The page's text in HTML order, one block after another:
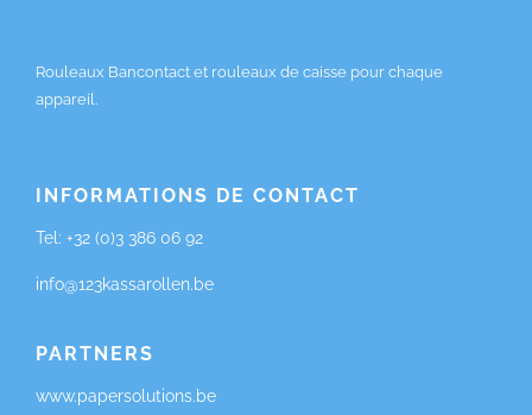
Rouleaux Bancontact et rouleaux de caisse pour chaque
appareil.
INFORMATIONS DE CONTACT
Tel: +32 (0)3 386 06 92
info@123kassarollen.be
PARTNERS
www.papersolutions.be